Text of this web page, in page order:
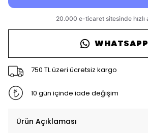
WHATSAPP
750 TL üzeri ücretsiz kargo
10 gün içinde iade değişim
Ürün Açıklaması